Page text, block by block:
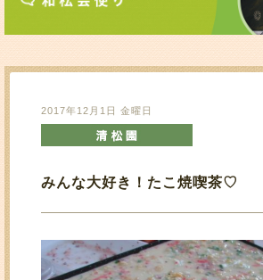
2017年12月1日 金曜日
みんな大好き！たこ焼喫茶♡